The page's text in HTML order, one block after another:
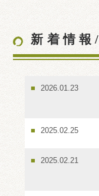
新着情報/
2026.01.23
2025.02.25
2025.02.21